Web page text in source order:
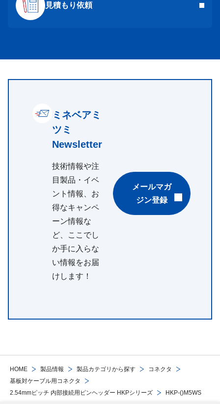
HOME 製品情報 製品カテゴリから探す
コネクタ
基板対ケーブル用コネクタ
2.54mmピッチ 内部接続用ピンヘッダー HKPシリーズ
HKP-()M5WS
見積もり依頼
ミネベアミ
ツミ
Newsletter
技術情報や注
目製品・イベ
ント情報、お
得なキャンペ
ーン情報な
ど、ここでし
か手に入らな
い情報をお届
けします！
メールマガ
ジン登録